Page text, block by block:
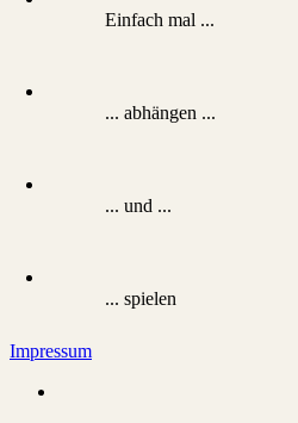
Einfach mal ...
... abhängen ...
... und ...
... spielen
Impressum